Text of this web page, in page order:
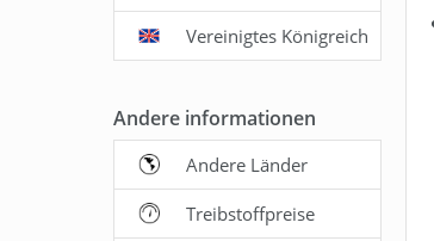
Vereinigtes Königreich
Andere informationen
Andere Länder
Treibstoffpreise